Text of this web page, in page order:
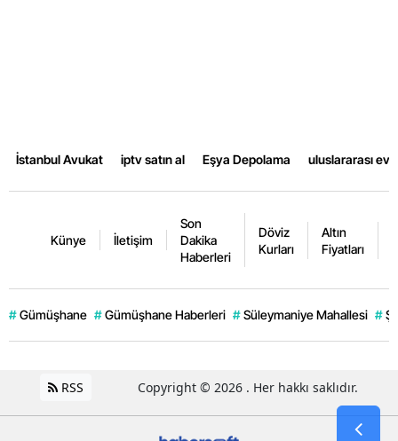
Tekirdağ
Tokat
Trabzon
Van
İstanbul Avukat iptv satın al Eşya Depolama uluslararası
Künye İletişim
Son
Dakika
Haberleri
Döviz
Kurları
Altın
Fiyatları
# Gümüşhane # Gümüşhane Haberleri # Süleymaniye Mahallesi #
RSS Copyright © 2026 . Her hakkı saklıdır.